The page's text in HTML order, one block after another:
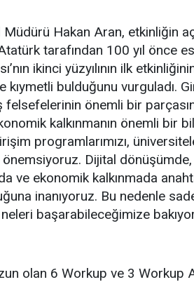
Müdürü Hakan Aran, etkinliğin
tarafından 100 yıl önce
ikinci yüzyılının ilk
kıymetli bulduğunu vurguladı.
felsefelerinin önemli bir
kalkınmanın önemli bir
programlarımızı,
önemsiyoruz. Dijital
ve ekonomik kalkınmada
inanıyoruz. Bu nedenle
başarabileceğimize
olan 6 Workup ve 3 Workup